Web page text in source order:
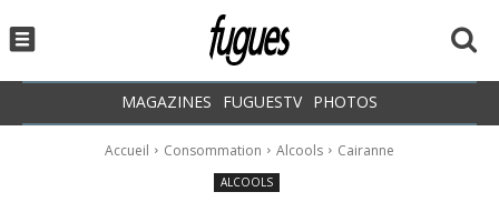
MAGAZINES FUGUESTV PHOTOS
Accueil Consommation Alcools Cairanne
ALCOOLS